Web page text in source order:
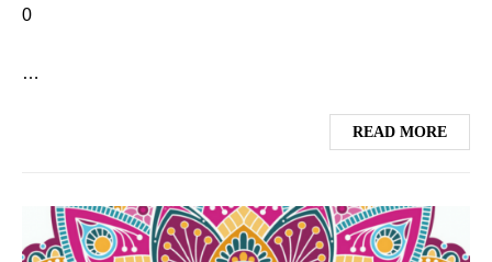
0
…
READ MORE